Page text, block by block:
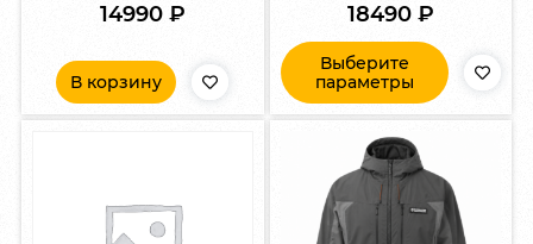
14990 ₽
В корзину
18490 ₽
Выберите
параметры